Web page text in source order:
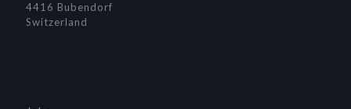
4416 Bubendorf
Switzerland